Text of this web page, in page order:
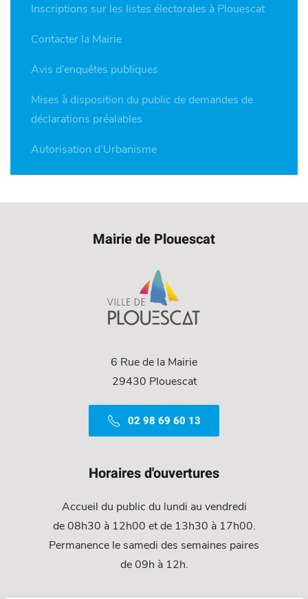
Inscriptions sur les listes électorales à Plouescat
Contacter la Mairie
Avis d’enquêtes publiques
Mises à disposition du public de demandes de
déclarations préalables
Autorisation d’Urbanisme
Mairie de Plouescat
6 Rue de la Mairie
29430 Plouescat
02 98 69 60 13
Horaires d'ouvertures
Accueil du public du lundi au vendredi
de 08h30 à 12h00 et de 13h30 à 17h00.
Permanence le samedi des semaines paires
de 09h à 12h.